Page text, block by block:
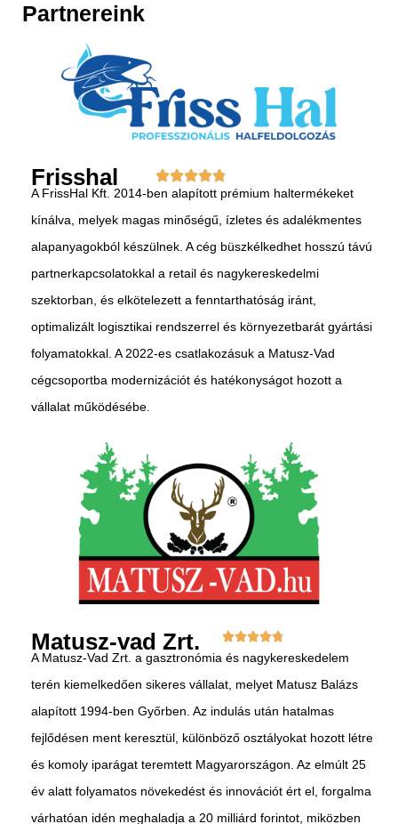
Partnereink
Frisshal
A FrissHal Kft. 2014-ben alapított prémium haltermékeket
kínálva, melyek magas minőségű, ízletes és adalékmentes
alapanyagokból készülnek. A cég büszkélkedhet hosszú távú
partnerkapcsolatokkal a retail és nagykereskedelmi
szektorban, és elkötelezett a fenntarthatóság iránt,
optimalizált logisztikai rendszerrel és környezetbarát gyártási
folyamatokkal. A 2022-es csatlakozásuk a Matusz-Vad
cégcsoportba modernizációt és hatékonyságot hozott a
vállalat működésébe.
Matusz-vad Zrt.
A Matusz-Vad Zrt. a gasztronómia és nagykereskedelem
terén kiemelkedően sikeres vállalat, melyet Matusz Balázs
alapított 1994-ben Győrben. Az indulás után hatalmas
fejlődésen ment keresztül, különböző osztályokat hozott létre
és komoly iparágat teremtett Magyarországon. Az elmúlt 25
év alatt folyamatos növekedést és innovációt ért el, forgalma
várhatóan idén meghaladja a 20 milliárd forintot, miközben